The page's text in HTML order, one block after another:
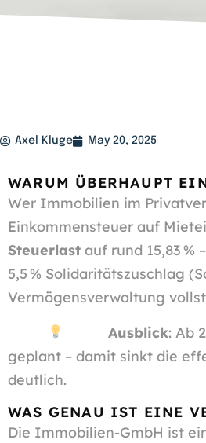
Axel Kluge May 20, 2025
WARUM ÜBERHAUPT
Wer Immobilien im
Einkommensteuer auf
Steuerlast auf rund 15,83 %
5,5 % Solidaritätszuschlag
Vermögensverwaltung
Ausblick: Ab
geplant – damit sinkt die
deutlich.
WAS GENAU IST EINE
Die Immobilien-GmbH ist